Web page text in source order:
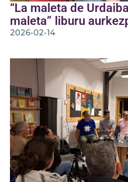
“La maleta de
maleta” liburu
2026-02-14